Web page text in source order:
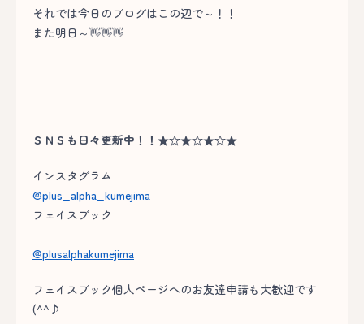
それでは今日のブログはこの辺で～！！
また明日～👋👋👋
ＳＮＳも日々更新中！！★☆★☆★☆★
インスタグラム
@plus_alpha_kumejima
フェイスブック
@plusalphakumejima
フェイスブック個人ページへのお友達申請も大歓迎です
(^^♪